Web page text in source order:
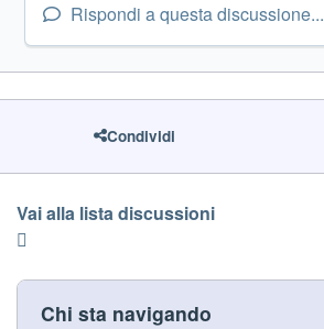
Rispondi a questa discussione...
Condividi
Vai alla lista discussioni
Chi sta navigando